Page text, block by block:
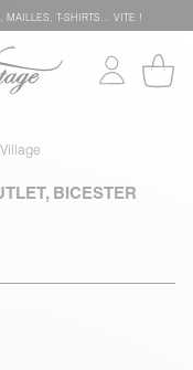
MAILLES, T-SHIRTS... VITE !
BICESTER